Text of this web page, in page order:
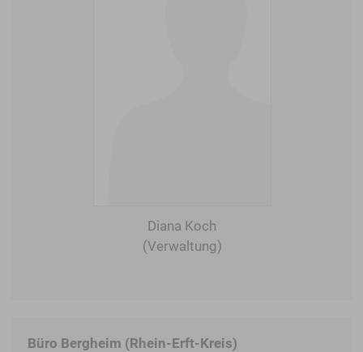
Diana Koch
(Verwaltung)
Büro Bergheim (Rhein-Erft-Kreis)